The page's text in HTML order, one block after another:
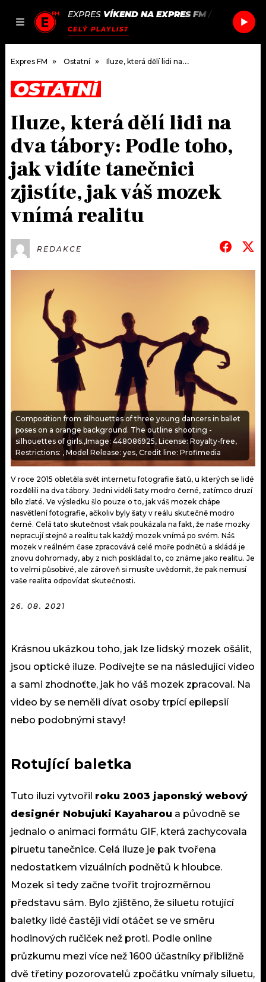
JAK
SEZNAM.CZ
EXPRES VÍKEND NA EXPRES FM/ PAROV
CELÝ PLAYLIST
DOMŮ
ČLÁNKY
HUDBA
ROZHOVORY
#NEBUDUDOMA
KALENDÁŘ
TRENDY
KULTURA
MIX
OSTATNÍ
PODCASTY
JAK NALADIT
RÁDIO
APLIKACE
PLAYLIST
JAK NALADIT
SOUTĚŽE
Expres FM Ostatní Iluze, která dělí lidi na dva tábory: Podle toho, jak vidíte tanečnici zjistíte, jak váš mozek vnímá realitu
OSTATNÍ
Iluze, která dělí lidi na
dva tábory: Podle toho,
jak vidíte tanečnici
zjistíte, jak váš mozek
vnímá realitu
REDAKCE
Composition from silhouettes of three young dancers in ballet
poses on a orange background. The outline shooting -
silhouettes of girls.,Image: 448086925, License: Royalty-free,
Restrictions: , Model Release: yes, Credit line: Profimedia
V roce 2015 obletěla svět internetu fotografie šatů, u kterých se lidé
rozdělili na dva tábory. Jedni viděli šaty modro černé, zatímco druzí
bílo zlaté. Ve výsledku šlo pouze o to, jak váš mozek chápe
nasvětlení fotografie, ačkoliv byly šaty v reálu skutečně modro
černé. Celá tato skutečnost však poukázala na fakt, že naše mozky
nepracují stejně a realitu tak každý mozek vnímá po svém. Náš
mozek v reálném čase zpracovává celé moře podnětů a skládá je
znovu dohromady, aby z nich poskládal to, co známe jako realitu. Je
to velmi působivé, ale zároveň si musíte uvědomit, že pak nemusí
vaše realita odpovídat skutečnosti.
26. 08. 2021
Krásnou ukázkou toho, jak lze lidský mozek ošálit,
jsou optické iluze. Podívejte se na následující video
a sami zhodnoťte, jak ho váš mozek zpracoval. Na
video by se neměli dívat osoby trpící epilepsií
nebo podobnými stavy!
Rotující baletka
Tuto iluzi vytvořil roku 2003 japonský webový
designér Nobujuki Kayaharou a původně se
jednalo o animaci formátu GIF, která zachycovala
piruetu tanečnice. Celá iluze je pak tvořena
nedostatkem vizuálních podnětů k hloubce.
Mozek si tedy začne tvořit trojrozměrnou
představu sám. Bylo zjištěno, že siluetu rotující
baletky lidé častěji vidí otáčet se ve směru
hodinových ručiček než proti. Podle online
průzkumu mezi více než 1600 účastníky přibližně
dvě třetiny pozorovatelů zpočátku vnímaly siluetu,